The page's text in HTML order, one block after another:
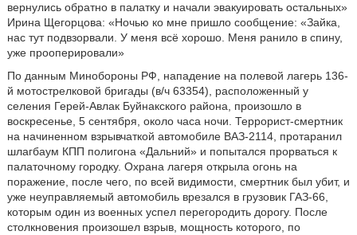
вернулись обратно в палатку и начали эвакуировать остальных»
Ирина Щегорцова: «Ночью ко мне пришло сообщение: «Зайка,
нас тут подвзорвали. У меня всё хорошо. Меня ранило в спину,
уже прооперировали»
По данным Минобороны РФ, нападение на полевой лагерь 136-
й мотострелковой бригады (в/ч 63354), расположенный у
селения Герей-Авлак Буйнакского района, произошло в
воскресенье, 5 сентября, около часа ночи. Террорист-смертник
на начиненном взрывчаткой автомобиле ВАЗ-2114, протаранил
шлагбаум КПП полигона «Дальний» и попытался прорваться к
палаточному городку. Охрана лагеря открыла огонь на
поражение, после чего, по всей видимости, смертник был убит, и
уже неуправляемый автомобиль врезался в грузовик ГАЗ-66,
которым один из военных успел перегородить дорогу. После
столкновения произошел взрыв, мощность которого, по